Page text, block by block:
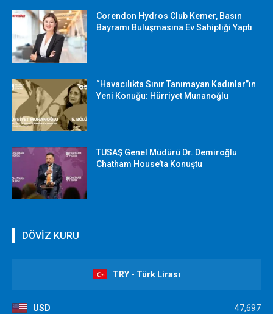
Corendon Hydros Club Kemer, Basın
Bayramı Buluşmasına Ev Sahipliği Yaptı
“Havacılıkta Sınır Tanımayan Kadınlar”ın
Yeni Konuğu: Hürriyet Munanoğlu
TUSAŞ Genel Müdürü Dr. Demiroğlu
Chatham House’ta Konuştu
DÖVİZ KURU
TRY - Türk Lirası
USD 47,697